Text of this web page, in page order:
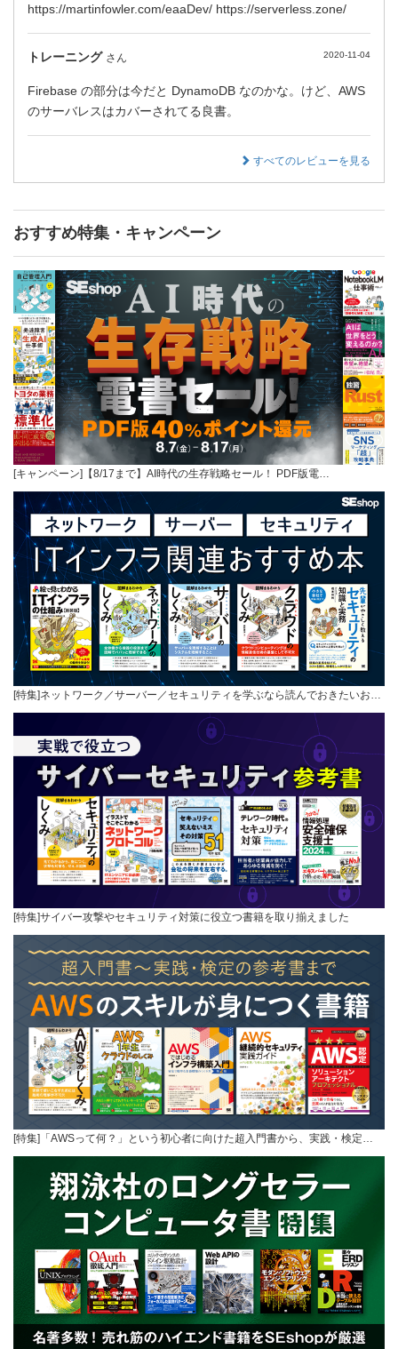
https://martinfowler.com/eaaDev/ https://serverless.zone/
トレーニング さん 2020-11-04
Firebase の部分は今だと DynamoDB なのかな。けど、AWS
のサーバレスはカバーされてる良書。
すべてのレビューを見る
おすすめ特集・キャンペーン
[キャンペーン]【8/17まで】AI時代の生存戦略セール！ PDF版電…
[特集]ネットワーク／サーバー／セキュリティを学ぶなら読んでおきたいお…
[特集]サイバー攻撃やセキュリティ対策に役立つ書籍を取り揃えました
[特集]「AWSって何？」という初心者に向けた超入門書から、実践・検定…